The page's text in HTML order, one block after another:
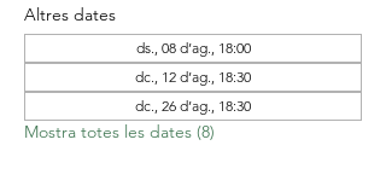
Altres dates
ds., 08 d’ag., 18:00
dc., 12 d’ag., 18:30
dc., 26 d’ag., 18:30
Mostra totes les dates (8)